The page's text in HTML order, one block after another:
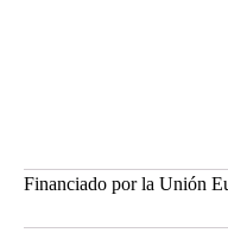
Financiado por la Unión